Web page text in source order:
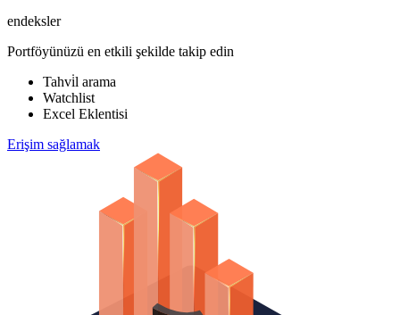
endeksler
Portföyünüzü en etkili şekilde takip edin
Tahvi̇l arama
Watchlist
Excel Eklentisi
Erişim sağlamak